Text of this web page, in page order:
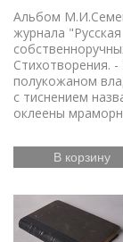
Альбом
журнала
Стихотворения.
полукожаном
с тиснением
оклеены
В корзину